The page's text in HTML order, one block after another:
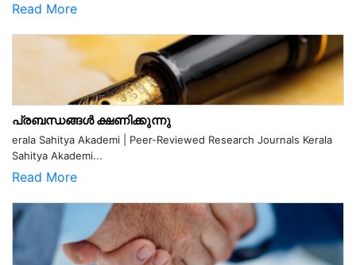
Read More
പ്രബന്ധങ്ങൾ ക്ഷണിക്കുന്നു
erala Sahitya Akademi | Peer-Reviewed Research Journals Kerala
Sahitya Akademi...
Read More